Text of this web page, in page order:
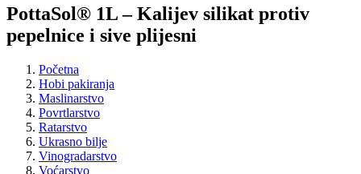
PottaSol® 1L – Kalijev silikat protiv
pepelnice i sive plijesni
Početna
Hobi pakiranja
Maslinarstvo
Povrtlarstvo
Ratarstvo
Ukrasno bilje
Vinogradarstvo
Voćarstvo